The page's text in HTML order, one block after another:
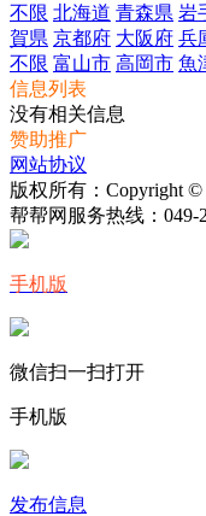
不限 北海道 青森県 岩
賀県 京都府 大阪府 兵
不限 富山市 高岡市 魚
信息列表
没有相关信息
赞助推广
网站协议
版权所有：Copyright ©
帮帮网服务热线： 049-
手机版
微信扫一扫打开
手机版
发布信息